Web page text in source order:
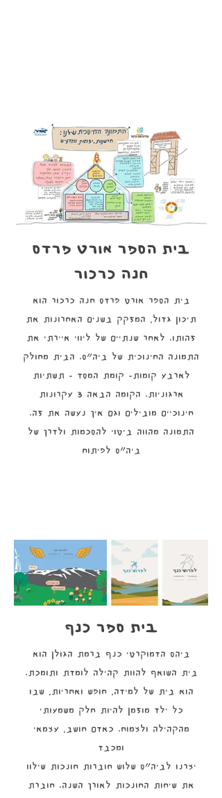
בית הספר אורט פרדס
חנה כרכור
בית הספר אורט פרדס חנה כרכור הוא
תיכון גדול, המזקק בשנים האחרונות את
זהותו. לאחר שנתיים של ליווי איירתי את
התמונה החינוכית של ביה״ס. הבית מחולק
לארבע קומות- קומת המסד - תשתיות
ארגוניות. הקומה הבאה 3 עקרונות
חינוכיים מובילים וגם איך נעשה את זה.
התמונה מהווה ביטוי להסכמות ולדרך של
ביה״ס לפיתוח
בית ספר כנף
ביהס הדמוקרטי כנף ברמת הגולן הוא
בית השואף להוות קהילה לומדת ותומכת.
הוא בית של למידה, חופש ואחריות, שבו
כל ילד מוזמן להיות חלק משמעותי
מהקהילה ולצמוח. כאדם חושב, עצמאי
ומכבד
יצרנו לביה״ס שלוש חוברות חונכות שילוו
את שיחות החונכות לאורך השנה. חוברת